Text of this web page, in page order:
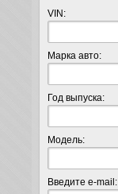
VIN:
Марка авто:
Год выпуска:
Модель:
Введите e-mail: